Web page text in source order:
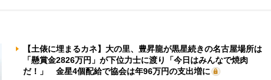
【土俵に埋まるカネ】大の里、豊昇龍が黒星続きの名古屋場所は
「懸賞金2826万円」が下位力士に渡り「今日はみんなで焼肉
だ！」 金星4個配給で協会は年96万円の支出増に